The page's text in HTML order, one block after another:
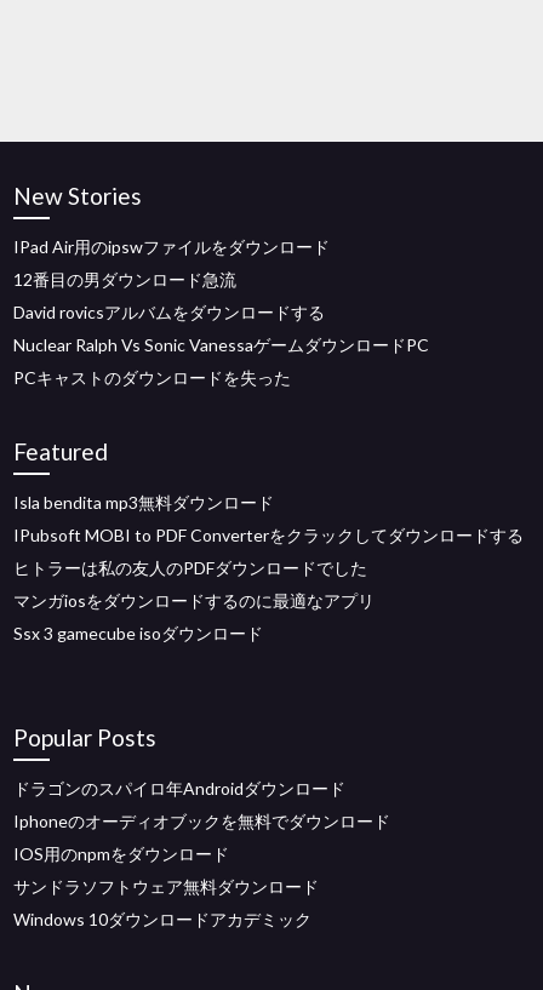
New Stories
IPad Air用のipswファイルをダウンロード
12番目の男ダウンロード急流
David rovicsアルバムをダウンロードする
Nuclear Ralph Vs Sonic VanessaゲームダウンロードPC
PCキャストのダウンロードを失った
Featured
Isla bendita mp3無料ダウンロード
IPubsoft MOBI to PDF Converterをクラックしてダウンロードする
ヒトラーは私の友人のPDFダウンロードでした
マンガiosをダウンロードするのに最適なアプリ
Ssx 3 gamecube isoダウンロード
Popular Posts
ドラゴンのスパイロ年Androidダウンロード
Iphoneのオーディオブックを無料でダウンロード
IOS用のnpmをダウンロード
サンドラソフトウェア無料ダウンロード
Windows 10ダウンロードアカデミック